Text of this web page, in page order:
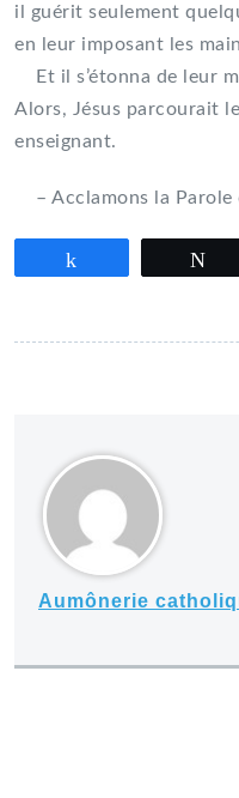
il guérit seulement
en leur imposant les
Et il s’étonna de leur
Alors, Jésus parcourait
enseignant.
– Acclamons la Parole
Aumônerie